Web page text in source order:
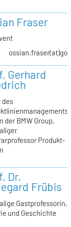
Fraser
Gerhard
des
der BMW Group,
Produkt-
Dr.
Frübis
Gastprofessorin,
und Geschichte